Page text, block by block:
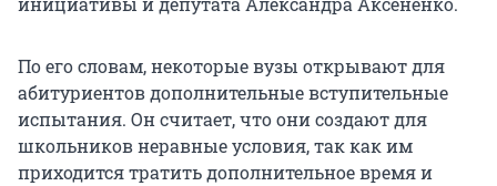
По его словам, некоторые вузы открывают для
абитуриентов дополнительные вступительные
испытания. Он считает, что они создают для
школьников неравные условия, так как им
приходится тратить дополнительное время и